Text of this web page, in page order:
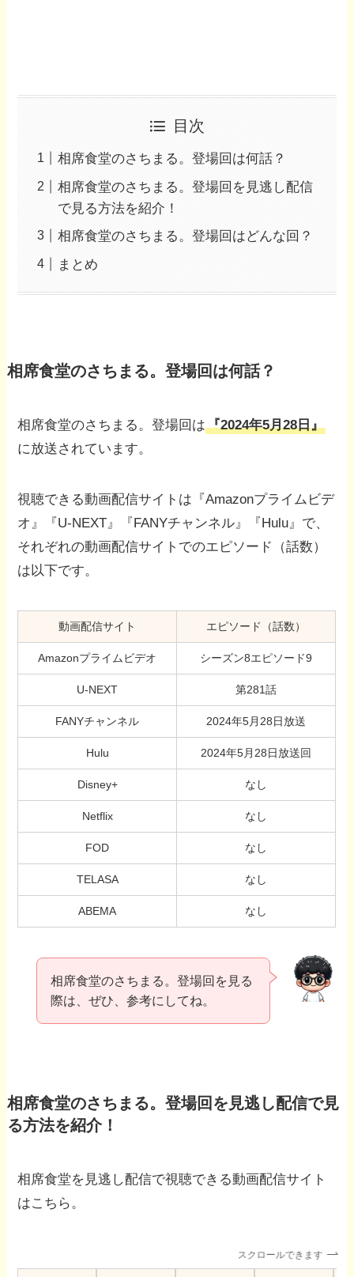
目次
相席食堂のさちまる。登場回は何話？
相席食堂のさちまる。登場回を見逃し配信
で見る方法を紹介！
相席食堂のさちまる。登場回はどんな回？
まとめ
相席食堂のさちまる。登場回は何話？
相席食堂のさちまる。登場回は『2024年5月28日』
に放送されています。
視聴できる動画配信サイトは『Amazonプライムビデ
オ』『U-NEXT』『FANYチャンネル』『Hulu』で、
それぞれの動画配信サイトでのエピソード（話数）
は以下です。
動画配信サイト エピソード（話数）
Amazonプライムビデオ シーズン8エピソード9
U-NEXT 第281話
FANYチャンネル 2024年5月28日放送
Hulu 2024年5月28日放送回
Disney+ なし
Netflix なし
FOD なし
TELASA なし
ABEMA なし
相席食堂のさちまる。登場回を見る
際は、ぜひ、参考にしてね。
相席食堂のさちまる。登場回を見逃し配信で見
る方法を紹介！
相席食堂を見逃し配信で視聴できる動画配信サイト
はこちら。
スクロールできます